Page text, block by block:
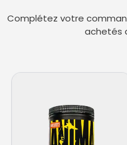
Complétez votre
achetés